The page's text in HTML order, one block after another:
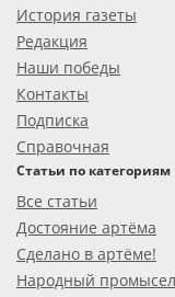
История газеты
Редакция
Наши победы
Контакты
Подписка
Справочная
Статьи по категориям
Все статьи
Достояние артёма
Сделано в артёме!
Народный промысел